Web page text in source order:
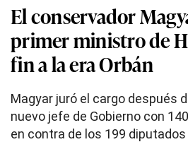
El conservador
primer ministro de
fin a la era Orbán
Magyar juró el cargo después
nuevo jefe de Gobierno con
en contra de los 199